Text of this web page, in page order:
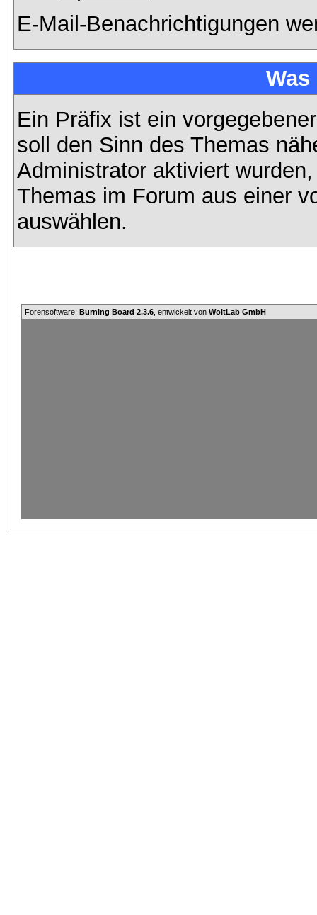
E-Mail-Benachrichtigungen
Ein Präfix ist ein
soll den Sinn des Themas
Administrator aktiviert
Themas im Forum aus einer
auswählen.
Forensoftware: Burning Board 2.3.6 , entwickelt von WoltLab GmbH